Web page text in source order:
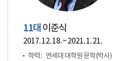
11대 이준식
2017. 12. 18. ~ 2021. 1. 21.
학력 : 연세대 대학원 문학(박사)